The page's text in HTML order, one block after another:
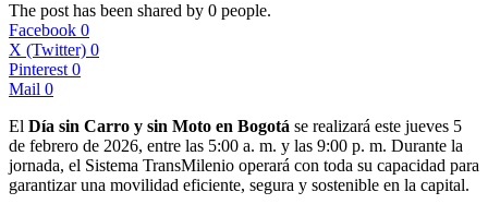
The post has been shared by 0 people.
Facebook 0
X (Twitter) 0
Pinterest 0
Mail 0
El Día sin Carro y sin Moto en Bogotá se realizará este jueves 5
de febrero de 2026, entre las 5:00 a. m. y las 9:00 p. m. Durante la
jornada, el Sistema TransMilenio operará con toda su capacidad para
garantizar una movilidad eficiente, segura y sostenible en la capital.